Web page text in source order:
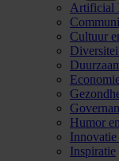
Artificial
Cultuur
Humor
Inspiratie